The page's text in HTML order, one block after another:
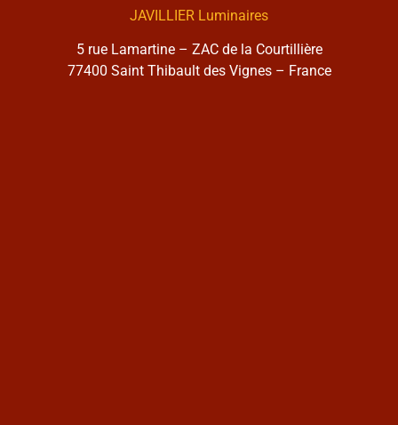
JAVILLIER Luminaires
5 rue Lamartine – ZAC de la Courtillière
77400 Saint Thibault des Vignes – France